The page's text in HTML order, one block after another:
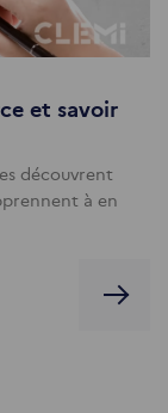
et savoir
découvrent
à en